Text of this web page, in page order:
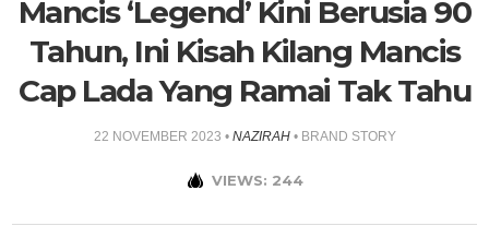
Mancis ‘Legend’ Kini Berusia 90
Tahun, Ini Kisah Kilang Mancis
Cap Lada Yang Ramai Tak Tahu
22 NOVEMBER 2023 • NAZIRAH• BRAND STORY
VIEWS: 244